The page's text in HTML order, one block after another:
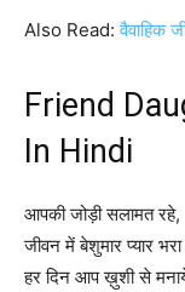
Also Read:वैवाहिक
Friend
In Hindi
आपकी जोड़ी सलामत रहे,
जीवन में बेशुमार प्यार
हर दिन आप ख़ुशी से